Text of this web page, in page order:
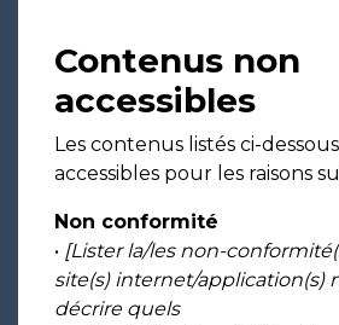
Contenus non
accessibles
Les contenus listés ci-
accessibles pour les raisons
Non conformité
• [Lister la/les non-
site(s) internet/application(s)
décrire quels